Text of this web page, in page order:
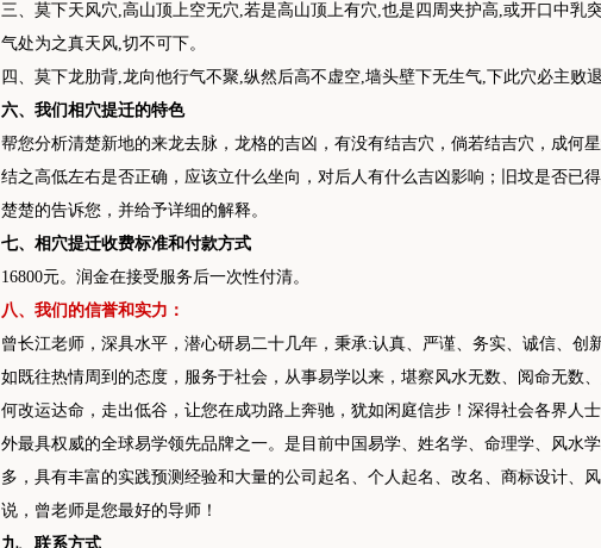
三、莫下天风穴,高山顶上空无穴,若是高山顶上有穴,也是四周夹护高,或开口中乳
气处为之真天风,切不可下。
四、莫下龙肋背,龙向他行气不聚,纵然后高不虚空,墙头壁下无生气,下此穴必主败退
六、我们相穴提迁的特色
帮您分析清楚新地的来龙去脉，龙格的吉凶，有没有结吉穴，倘若结吉穴，成何
结之高低左右是否正确，应该立什么坐向，对后人有什么吉凶影响；旧坟是否已
楚楚的告诉您，并给予详细的解释。
七、相穴提迁收费标准和付款方式
16800元。润金在接受服务后一次性付清。
八、我们的信誉和实力：
曾长江老师，深具水平，潜心研易二十几年，秉承:认真、严谨、务实、诚信、创
如既往热情周到的态度，服务于社会，从事易学以来，堪察风水无数、阅命无数
何改运达命，走出低谷，让您在成功路上奔驰，犹如闲庭信步！深得社会各界人
外最具权威的全球易学领先品牌之一。是目前中国易学、姓名学、命理学、风水
多，具有丰富的实践预测经验和大量的公司起名、个人起名、改名、商标设计、
说，曾老师是您最好的导师！
九、联系方式